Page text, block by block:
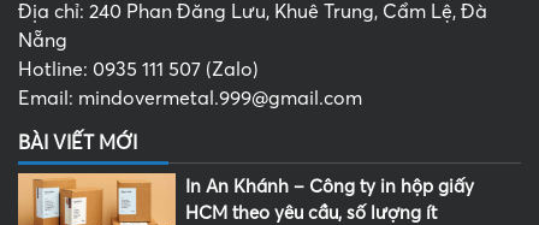
Địa chỉ: 240 Phan Đăng Lưu, Khuê Trung, Cẩm Lệ, Đà
Nẵng
Hotline: 0935 111 507 (Zalo)
Email: mindovermetal.999@gmail.com
BÀI VIẾT MỚI
In An Khánh – Công ty in hộp giấy
HCM theo yêu cầu, số lượng ít